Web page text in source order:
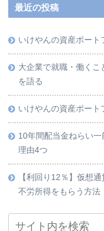
最近の投稿
いけやんの資産ポート
大企業で就職・働く
を語る
いけやんの資産ポート
10年間配当金ねらい
理由4つ
【利回り12％】仮想
不労所得をもらう方法